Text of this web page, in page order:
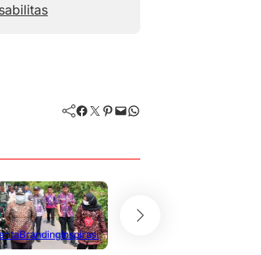
Facebook Twitter Pinterest Mail WhatsApp
BrandingInspirasi